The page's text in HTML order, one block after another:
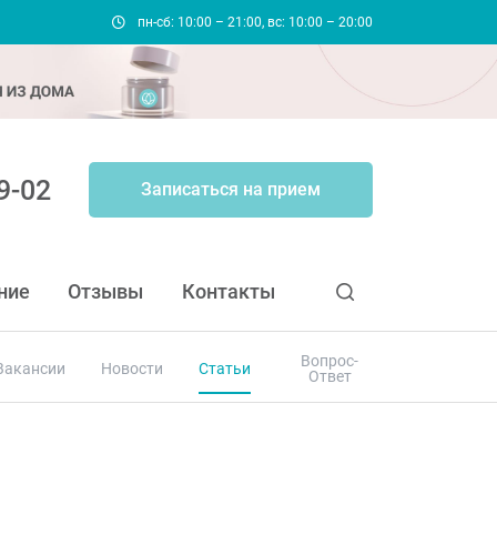
пн-сб: 10:00 – 21:00, вс: 10:00 – 20:00
02 Записаться на прием
Отзывы Контакты
Новости Статьи
Вопрос-
Ответ